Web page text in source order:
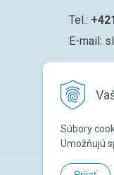
Súbory
Umožňujú
Tel.:
E-mail: